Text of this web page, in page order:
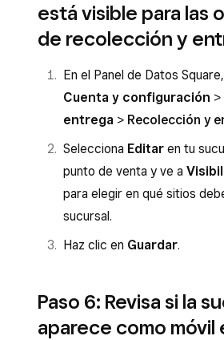
está visible para las
de recolección y
En el Panel de Datos
Cuenta y configuración >
entrega > Recolección y
Selecciona Editar en tu
punto de venta y ve a
para elegir en qué sitios
sucursal.
Haz clic en Guardar.
Paso 6: Revisa si la
aparece como móvil